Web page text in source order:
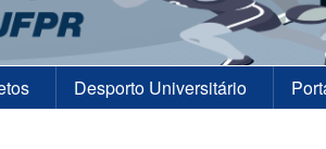
Desporto Universitário